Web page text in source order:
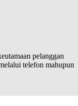
pelanggan
telefon mahupun